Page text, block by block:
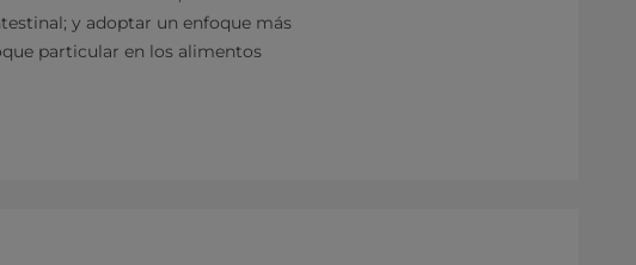
y adoptar un enfoque más
particular en los alimentos